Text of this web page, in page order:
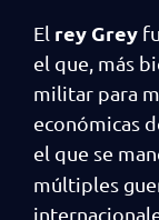
El rey Grey
el que, más
militar para
económicas
el que se
múltiples